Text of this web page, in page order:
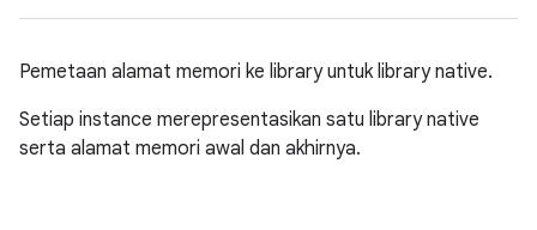
Pemetaan alamat memori ke library untuk library native.
Setiap instance merepresentasikan satu library native
serta alamat memori awal dan akhirnya.